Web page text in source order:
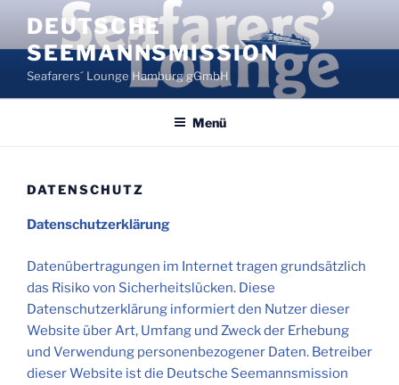
Inhalt
springen
DEUTSCHE
SEEMANNSMISSION
Seafarers´ Lounge Hamburg gGmbH
Menü
DATENSCHUTZ
Datenschutzerklärung
Datenübertragungen im Internet tragen grundsätzlich
das Risiko von Sicherheitslücken. Diese
Datenschutzerklärung informiert den Nutzer dieser
Website über Art, Umfang und Zweck der Erhebung
und Verwendung personenbezogener Daten. Betreiber
dieser Website ist die Deutsche Seemannsmission